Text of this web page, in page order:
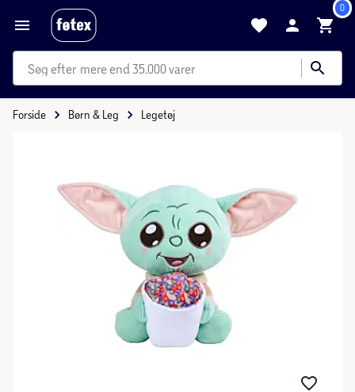
0
mere end 35.000 varer
Forside Børn & Leg Legetøj